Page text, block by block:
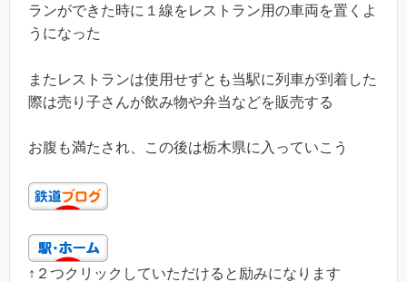
ランができた時に１線をレストラン用の車両を置くよ
うになった
またレストランは使用せずとも当駅に列車が到着した
際は売り子さんが飲み物や弁当などを販売する
お腹も満たされ、この後は栃木県に入っていこう
↑２つクリックしていただけると励みになります